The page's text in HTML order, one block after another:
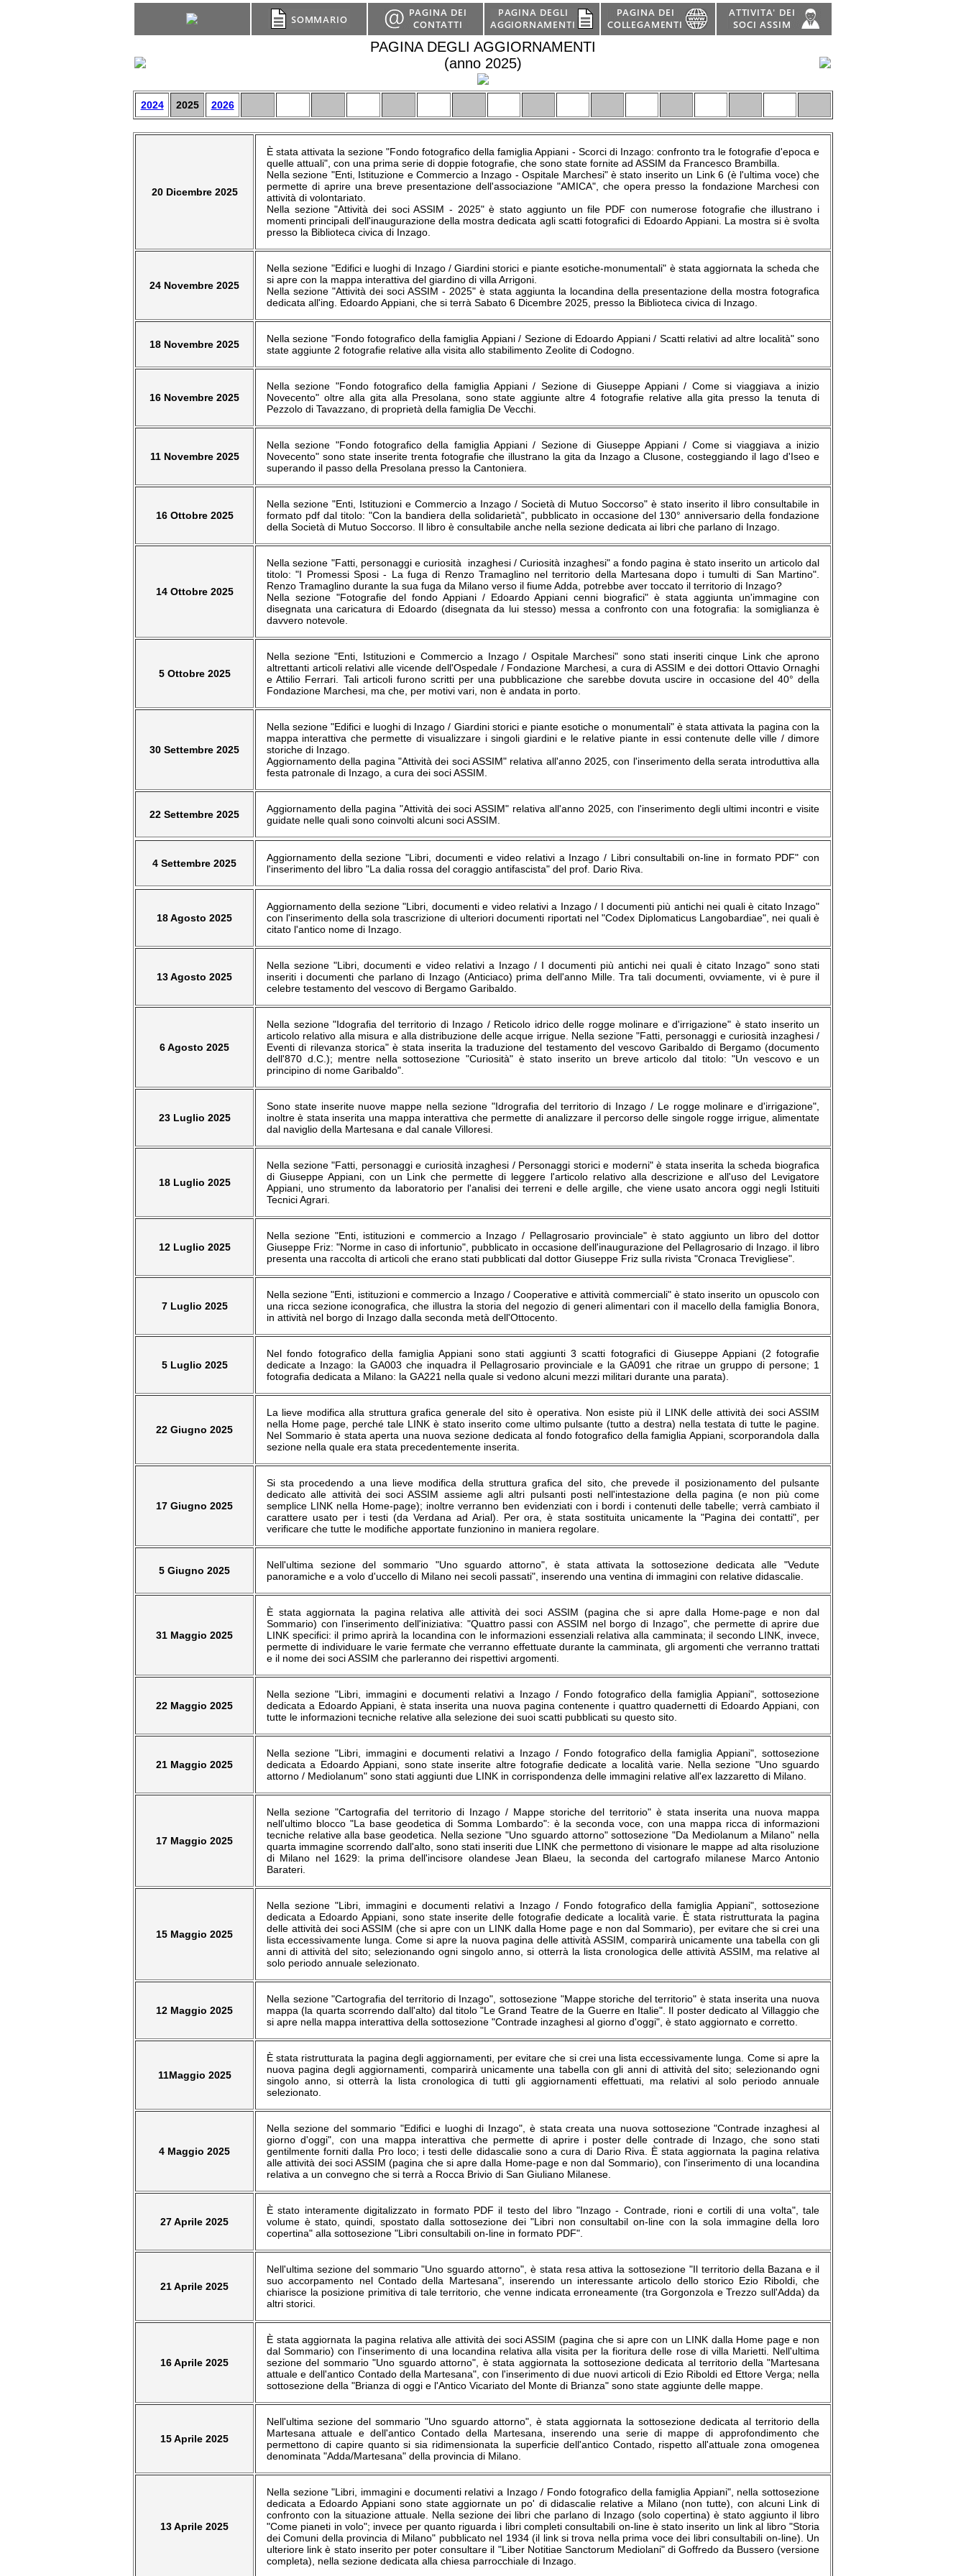
PAGINA DEGLI AGGIORNAMENTI
(anno 2025)
2024 2025 2026
20 Dicembre 2025
È stata attivata la sezione "Fondo fotografico della famiglia Appiani - Scorci di Inzago: confronto tra le fotografie d'epoca e
quelle attuali", con una prima serie di doppie fotografie, che sono state fornite ad ASSIM da Francesco Brambilla.
Nella sezione "Enti, Istituzione e Commercio a Inzago - Ospitale Marchesi" è stato inserito un Link 6 (è l'ultima voce) che
permette di aprire una breve presentazione dell'associazione "AMICA", che opera presso la fondazione Marchesi con
attività di volontariato.
Nella sezione "Attività dei soci ASSIM - 2025" è stato aggiunto un file PDF con numerose fotografie che illustrano i
momenti principali dell'inaugurazione della mostra dedicata agli scatti fotografici di Edoardo Appiani. La mostra si è svolta
presso la Biblioteca civica di Inzago.
24 Novembre 2025
Nella sezione "Edifici e luoghi di Inzago / Giardini storici e piante esotiche-monumentali" è stata aggiornata la scheda che
si apre con la mappa interattiva del giardino di villa Arrigoni.
Nella sezione "Attività dei soci ASSIM - 2025" è stata aggiunta la locandina della presentazione della mostra fotografica
dedicata all'ing. Edoardo Appiani, che si terrà Sabato 6 Dicembre 2025, presso la Biblioteca civica di Inzago.
18 Novembre 2025
Nella sezione "Fondo fotografico della famiglia Appiani / Sezione di Edoardo Appiani / Scatti relativi ad altre località" sono
state aggiunte 2 fotografie relative alla visita allo stabilimento Zeolite di Codogno.
16 Novembre 2025
Nella sezione "Fondo fotografico della famiglia Appiani / Sezione di Giuseppe Appiani / Come si viaggiava a inizio
Novecento" oltre alla gita alla Presolana, sono state aggiunte altre 4 fotografie relative alla gita presso la tenuta di
Pezzolo di Tavazzano, di proprietà della famiglia De Vecchi.
11 Novembre 2025
Nella sezione "Fondo fotografico della famiglia Appiani / Sezione di Giuseppe Appiani / Come si viaggiava a inizio
Novecento" sono state inserite trenta fotografie che illustrano la gita da Inzago a Clusone, costeggiando il lago d'Iseo e
superando il passo della Presolana presso la Cantoniera.
16 Ottobre 2025
Nella sezione "Enti, Istituzioni e Commercio a Inzago / Società di Mutuo Soccorso" è stato inserito il libro consultabile in
formato pdf dal titolo: "Con la bandiera della solidarietà", pubblicato in occasione del 130° anniversario della fondazione
della Società di Mutuo Soccorso. Il libro è consultabile anche nella sezione dedicata ai libri che parlano di Inzago.
14 Ottobre 2025
Nella sezione "Fatti, personaggi e curiosità inzaghesi / Curiosità inzaghesi" a fondo pagina è stato inserito un articolo dal
titolo: "I Promessi Sposi - La fuga di Renzo Tramaglino nel territorio della Martesana dopo i tumulti di San Martino".
Renzo Tramaglino durante la sua fuga da Milano verso il fiume Adda, potrebbe aver toccato il territorio di Inzago?
Nella sezione "Fotografie del fondo Appiani / Edoardo Appiani cenni biografici" è stata aggiunta un'immagine con
disegnata una caricatura di Edoardo (disegnata da lui stesso) messa a confronto con una fotografia: la somiglianza è
davvero notevole.
5 Ottobre 2025
Nella sezione "Enti, Istituzioni e Commercio a Inzago / Ospitale Marchesi" sono stati inseriti cinque Link che aprono
altrettanti articoli relativi alle vicende dell'Ospedale / Fondazione Marchesi, a cura di ASSIM e dei dottori Ottavio Ornaghi
e Attilio Ferrari. Tali articoli furono scritti per una pubblicazione che sarebbe dovuta uscire in occasione del 40° della
Fondazione Marchesi, ma che, per motivi vari, non è andata in porto.
30 Settembre 2025
Nella sezione "Edifici e luoghi di Inzago / Giardini storici e piante esotiche o monumentali" è stata attivata la pagina con la
mappa interattiva che permette di visualizzare i singoli giardini e le relative piante in essi contenute delle ville / dimore
storiche di Inzago.
Aggiornamento della pagina "Attività dei soci ASSIM" relativa all'anno 2025, con l'inserimento della serata introduttiva alla
festa patronale di Inzago, a cura dei soci ASSIM.
22 Settembre 2025
Aggiornamento della pagina "Attività dei soci ASSIM" relativa all'anno 2025, con l'inserimento degli ultimi incontri e visite
guidate nelle quali sono coinvolti alcuni soci ASSIM.
4 Settembre 2025
Aggiornamento della sezione "Libri, documenti e video relativi a Inzago / Libri consultabili on-line in formato PDF" con
l'inserimento del libro "La dalia rossa del coraggio antifascista" del prof. Dario Riva.
18 Agosto 2025
Aggiornamento della sezione "Libri, documenti e video relativi a Inzago / I documenti più antichi nei quali è citato Inzago"
con l'inserimento della sola trascrizione di ulteriori documenti riportati nel "Codex Diplomaticus Langobardiae", nei quali è
citato l'antico nome di Inzago.
13 Agosto 2025
Nella sezione "Libri, documenti e video relativi a Inzago / I documenti più antichi nei quali è citato Inzago" sono stati
inseriti i documenti che parlano di Inzago (Anticiaco) prima dell'anno Mille. Tra tali documenti, ovviamente, vi è pure il
celebre testamento del vescovo di Bergamo Garibaldo.
6 Agosto 2025
Nella sezione "Idografia del territorio di Inzago / Reticolo idrico delle rogge molinare e d'irrigazione" è stato inserito un
articolo relativo alla misura e alla distribuzione delle acque irrigue. Nella sezione "Fatti, personaggi e curiosità inzaghesi /
Eventi di rilevanza storica" è stata inserita la traduzione del testamento del vescovo Garibaldo di Bergamo (documento
dell'870 d.C.); mentre nella sottosezione "Curiosità" è stato inserito un breve articolo dal titolo: "Un vescovo e un
principino di nome Garibaldo".
23 Luglio 2025
Sono state inserite nuove mappe nella sezione "Idrografia del territorio di Inzago / Le rogge molinare e d'irrigazione",
inoltre è stata inserita una mappa interattiva che permette di analizzare il percorso delle singole rogge irrigue, alimentate
dal naviglio della Martesana e dal canale Villoresi.
18 Luglio 2025
Nella sezione "Fatti, personaggi e curiosità inzaghesi / Personaggi storici e moderni" è stata inserita la scheda biografica
di Giuseppe Appiani, con un Link che permette di leggere l'articolo relativo alla descrizione e all'uso del Levigatore
Appiani, uno strumento da laboratorio per l'analisi dei terreni e delle argille, che viene usato ancora oggi negli Istituiti
Tecnici Agrari.
12 Luglio 2025
Nella sezione "Enti, istituzioni e commercio a Inzago / Pellagrosario provinciale" è stato aggiunto un libro del dottor
Giuseppe Friz: "Norme in caso di infortunio", pubblicato in occasione dell'inaugurazione del Pellagrosario di Inzago. il libro
presenta una raccolta di articoli che erano stati pubblicati dal dottor Giuseppe Friz sulla rivista "Cronaca Trevigliese".
7 Luglio 2025
Nella sezione "Enti, istituzioni e commercio a Inzago / Cooperative e attività commerciali" è stato inserito un opuscolo con
una ricca sezione iconografica, che illustra la storia del negozio di generi alimentari con il macello della famiglia Bonora,
in attività nel borgo di Inzago dalla seconda metà dell'Ottocento.
5 Luglio 2025
Nel fondo fotografico della famiglia Appiani sono stati aggiunti 3 scatti fotografici di Giuseppe Appiani (2 fotografie
dedicate a Inzago: la GA003 che inquadra il Pellagrosario provinciale e la GA091 che ritrae un gruppo di persone; 1
fotografia dedicata a Milano: la GA221 nella quale si vedono alcuni mezzi militari durante una parata).
22 Giugno 2025
La lieve modifica alla struttura grafica generale del sito è operativa. Non esiste più il LINK delle attività dei soci ASSIM
nella Home page, perché tale LINK è stato inserito come ultimo pulsante (tutto a destra) nella testata di tutte le pagine.
Nel Sommario è stata aperta una nuova sezione dedicata al fondo fotografico della famiglia Appiani, scorporandola dalla
sezione nella quale era stata precedentemente inserita.
17 Giugno 2025
Si sta procedendo a una lieve modifica della struttura grafica del sito, che prevede il posizionamento del pulsante
dedicato alle attività dei soci ASSIM assieme agli altri pulsanti posti nell'intestazione della pagina (e non più come
semplice LINK nella Home-page); inoltre verranno ben evidenziati con i bordi i contenuti delle tabelle; verrà cambiato il
carattere usato per i testi (da Verdana ad Arial). Per ora, è stata sostituita unicamente la "Pagina dei contatti", per
verificare che tutte le modifiche apportate funzionino in maniera regolare.
5 Giugno 2025
Nell'ultima sezione del sommario "Uno sguardo attorno", è stata attivata la sottosezione dedicata alle "Vedute
panoramiche e a volo d'uccello di Milano nei secoli passati", inserendo una ventina di immagini con relative didascalie.
31 Maggio 2025
È stata aggiornata la pagina relativa alle attività dei soci ASSIM (pagina che si apre dalla Home-page e non dal
Sommario) con l'inserimento dell'iniziativa: "Quattro passi con ASSIM nel borgo di Inzago", che permette di aprire due
LINK specifici: il primo aprirà la locandina con le informazioni essenziali relativa alla camminata; il secondo LINK, invece,
permette di individuare le varie fermate che verranno effettuate durante la camminata, gli argomenti che verranno trattati
e il nome dei soci ASSIM che parleranno dei rispettivi argomenti.
22 Maggio 2025
Nella sezione "Libri, immagini e documenti relativi a Inzago / Fondo fotografico della famiglia Appiani", sottosezione
dedicata a Edoardo Appiani, è stata inserita una nuova pagina contenente i quattro quadernetti di Edoardo Appiani, con
tutte le informazioni tecniche relative alla selezione dei suoi scatti pubblicati su questo sito.
21 Maggio 2025
Nella sezione "Libri, immagini e documenti relativi a Inzago / Fondo fotografico della famiglia Appiani", sottosezione
dedicata a Edoardo Appiani, sono state inserite altre fotografie dedicate a località varie. Nella sezione "Uno sguardo
attorno / Mediolanum" sono stati aggiunti due LINK in corrispondenza delle immagini relative all'ex lazzaretto di Milano.
17 Maggio 2025
Nella sezione "Cartografia del territorio di Inzago / Mappe storiche del territorio" è stata inserita una nuova mappa
nell'ultimo blocco "La base geodetica di Somma Lombardo": è la seconda voce, con una mappa ricca di informazioni
tecniche relative alla base geodetica. Nella sezione "Uno sguardo attorno" sottosezione "Da Mediolanum a Milano" nella
quarta immagine scorrendo dall'alto, sono stati inseriti due LINK che permettono di visionare le mappe ad alta risoluzione
di Milano nel 1629: la prima dell'incisore olandese Jean Blaeu, la seconda del cartografo milanese Marco Antonio
Barateri.
15 Maggio 2025
Nella sezione "Libri, immagini e documenti relativi a Inzago / Fondo fotografico della famiglia Appiani", sottosezione
dedicata a Edoardo Appiani, sono state inserite delle fotografie dedicate a località varie. È stata ristrutturata la pagina
delle attività dei soci ASSIM (che si apre con un LINK dalla Home page e non dal Sommario), per evitare che si crei una
lista eccessivamente lunga. Come si apre la nuova pagina delle attività ASSIM, comparirà unicamente una tabella con gli
anni di attività del sito; selezionando ogni singolo anno, si otterrà la lista cronologica delle attività ASSIM, ma relative al
solo periodo annuale selezionato.
12 Maggio 2025
Nella sezione "Cartografia del territorio di Inzago", sottosezione "Mappe storiche del territorio" è stata inserita una nuova
mappa (la quarta scorrendo dall'alto) dal titolo "Le Grand Teatre de la Guerre en Italie". Il poster dedicato al Villaggio che
si apre nella mappa interattiva della sottosezione "Contrade inzaghesi al giorno d'oggi", è stato aggiornato e corretto.
11Maggio 2025
È stata ristrutturata la pagina degli aggiornamenti, per evitare che si crei una lista eccessivamente lunga. Come si apre la
nuova pagina degli aggiornamenti, comparirà unicamente una tabella con gli anni di attività del sito; selezionando ogni
singolo anno, si otterrà la lista cronologica di tutti gli aggiornamenti effettuati, ma relativi al solo periodo annuale
selezionato.
4 Maggio 2025
Nella sezione del sommario "Edifici e luoghi di Inzago", è stata creata una nuova sottosezione "Contrade inzaghesi al
giorno d'oggi", con una mappa interattiva che permette di aprire i poster delle contrade di Inzago, che sono stati
gentilmente forniti dalla Pro loco; i testi delle didascalie sono a cura di Dario Riva. È stata aggiornata la pagina relativa
alle attività dei soci ASSIM (pagina che si apre dalla Home-page e non dal Sommario), con l'inserimento di una locandina
relativa a un convegno che si terrà a Rocca Brivio di San Giuliano Milanese.
27 Aprile 2025
È stato interamente digitalizzato in formato PDF il testo del libro "Inzago - Contrade, rioni e cortili di una volta", tale
volume è stato, quindi, spostato dalla sottosezione dei "Libri non consultabil on-line con la sola immagine della loro
copertina" alla sottosezione "Libri consultabili on-line in formato PDF".
21 Aprile 2025
Nell'ultima sezione del sommario "Uno sguardo attorno", è stata resa attiva la sottosezione "Il territorio della Bazana e il
suo accorpamento nel Contado della Martesana", inserendo un interessante articolo dello storico Ezio Riboldi, che
chiarisce la posizione primitiva di tale territorio, che venne indicata erroneamente (tra Gorgonzola e Trezzo sull'Adda) da
altri storici.
16 Aprile 2025
È stata aggiornata la pagina relativa alle attività dei soci ASSIM (pagina che si apre con un LINK dalla Home page e non
dal Sommario) con l'inserimento di una locandina relativa alla visita per la fioritura delle rose di villa Marietti. Nell'ultima
sezione del sommario "Uno sguardo attorno", è stata aggiornata la sottosezione dedicata al territorio della "Martesana
attuale e dell'antico Contado della Martesana", con l'inserimento di due nuovi articoli di Ezio Riboldi ed Ettore Verga; nella
sottosezione della "Brianza di oggi e l'Antico Vicariato del Monte di Brianza" sono state aggiunte delle mappe.
15 Aprile 2025
Nell'ultima sezione del sommario "Uno sguardo attorno", è stata aggiornata la sottosezione dedicata al territorio della
Martesana attuale e dell'antico Contado della Martesana, inserendo una serie di mappe di approfondimento che
permettono di capire quanto si sia ridimensionata la superficie dell'antico Contado, rispetto all'attuale zona omogenea
denominata "Adda/Martesana" della provincia di Milano.
13 Aprile 2025
Nella sezione "Libri, immagini e documenti relativi a Inzago / Fondo fotografico della famiglia Appiani", nella sottosezione
dedicata a Edoardo Appiani sono state aggiornate un po' di didascalie relative a Milano (non tutte), con alcuni Link di
confronto con la situazione attuale. Nella sezione dei libri che parlano di Inzago (solo copertina) è stato aggiunto il libro
"Come pianeti in volo"; invece per quanto riguarda i libri completi consultabili on-line è stato inserito un link al libro "Storia
dei Comuni della provincia di Milano" pubblicato nel 1934 (il link si trova nella prima voce dei libri consultabili on-line). Un
ulteriore link è stato inserito per poter consultare il "Liber Notitiae Sanctorum Mediolani" di Goffredo da Bussero (versione
completa), nella sezione dedicata alla chiesa parrocchiale di Inzago.